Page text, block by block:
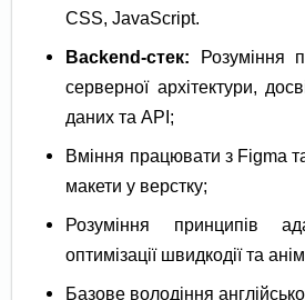
CSS, JavaScript.
Backend-стек: Розуміння
серверної архітектури,
даних та API;
Вміння працювати з Figma
макети у верстку;
Розуміння принципів
оптимізації швидкодії та
Базове володіння